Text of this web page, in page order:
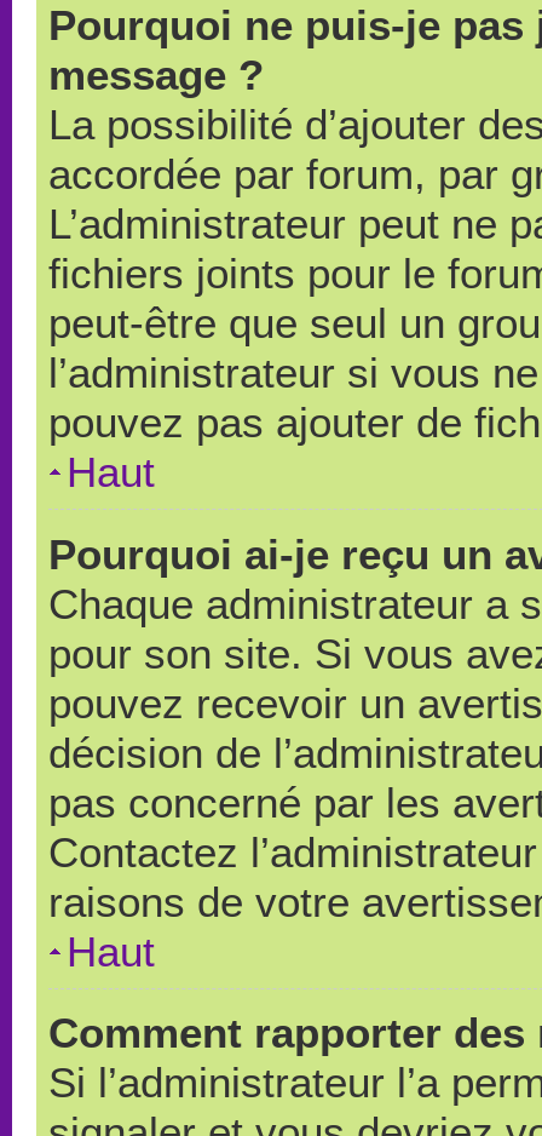
Pourquoi ne puis-je
message ?
La possibilité d’ajouter
accordée par forum, par
L’administrateur peut ne
fichiers joints pour le
peut-être que seul un
l’administrateur si vous
pouvez pas ajouter de
Haut
Pourquoi ai-je reçu un
Chaque administrateur a
pour son site. Si vous
pouvez recevoir un
décision de
pas concerné par les
Contactez
raisons de votre
Haut
Comment rapporter
Si l’administrateur l’a